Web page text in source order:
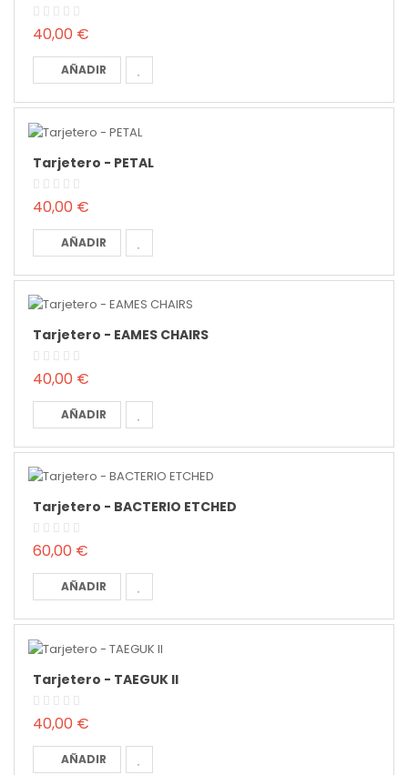
40,00 €
AÑADIR
Tarjetero - PETAL
40,00 €
AÑADIR
Tarjetero - EAMES CHAIRS
40,00 €
AÑADIR
Tarjetero - BACTERIO ETCHED
60,00 €
AÑADIR
Tarjetero - TAEGUK II
40,00 €
AÑADIR